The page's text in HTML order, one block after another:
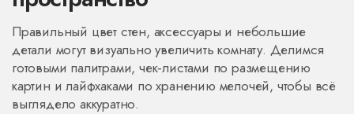
Правильный цвет стен, аксессуары и небольшие
детали могут визуально увеличить комнату. Делимся
готовыми палитрами, чек‑листами по размещению
картин и лайфхаками по хранению мелочей, чтобы всё
выглядело аккуратно.